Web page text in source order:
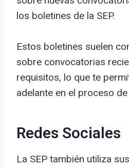
los boletines de la SEP.
Estos boletines suelen
sobre convocatorias
requisitos, lo que te
adelante en el proceso
Redes Sociales
La SEP también utiliza